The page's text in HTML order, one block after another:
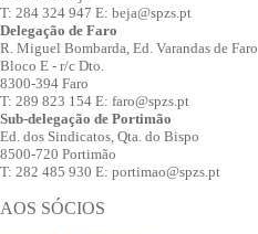
T: 284 324 947 E: beja@spzs.pt
Delegação de Faro
R. Miguel Bombarda, Ed. Varandas de Faro
Bloco E - r/c Dto.
8300-394 Faro
T: 289 823 154 E: faro@spzs.pt
Sub-delegação de Portimão
Ed. dos Sindicatos, Qta. do Bispo
8500-720 Portimão
T: 282 485 930 E: portimao@spzs.pt
AOS SÓCIOS